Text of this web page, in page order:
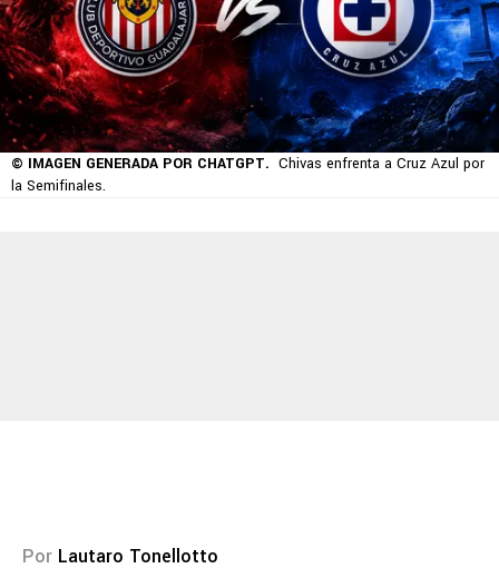
© IMAGEN GENERADA POR CHATGPT. Chivas enfrenta a Cruz Azul por
la Semifinales.
Por Lautaro Tonellotto